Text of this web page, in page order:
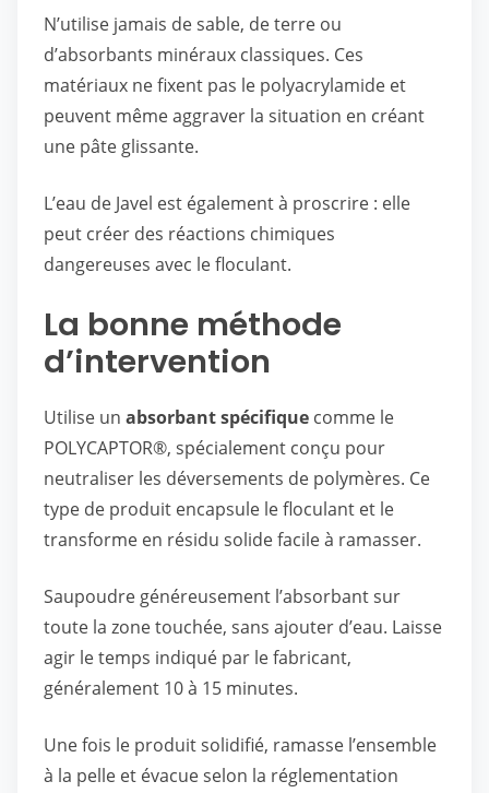
N’utilise jamais de sable, de terre ou
d’absorbants minéraux classiques. Ces
matériaux ne fixent pas le polyacrylamide et
peuvent même aggraver la situation en créant
une pâte glissante.
L’eau de Javel est également à proscrire : elle
peut créer des réactions chimiques
dangereuses avec le floculant.
La bonne méthode
d’intervention
Utilise un absorbant spécifique comme le
POLYCAPTOR®, spécialement conçu pour
neutraliser les déversements de polymères. Ce
type de produit encapsule le floculant et le
transforme en résidu solide facile à ramasser.
Saupoudre généreusement l’absorbant sur
toute la zone touchée, sans ajouter d’eau. Laisse
agir le temps indiqué par le fabricant,
généralement 10 à 15 minutes.
Une fois le produit solidifié, ramasse l’ensemble
à la pelle et évacue selon la réglementation